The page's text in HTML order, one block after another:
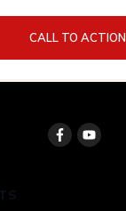
CALL TO ACTION